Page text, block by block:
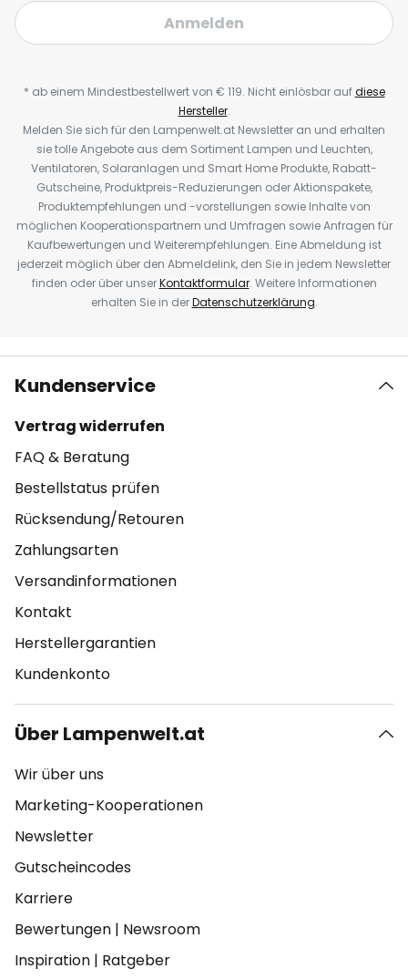
Anmelden
* ab einem Mindestbestellwert von € 119. Nicht einlösbar aufdiese
Hersteller.
Melden Sie sich für den Lampenwelt.at Newsletter an und erhalten
sie tolle Angebote aus dem Sortiment Lampen und Leuchten,
Ventilatoren, Solaranlagen und Smart Home Produkte, Rabatt-
Gutscheine, Produktpreis-Reduzierungen oder Aktionspakete,
Produktempfehlungen und -vorstellungen sowie Inhalte von
möglichen Kooperationspartnern und Umfragen sowie Anfragen für
Kaufbewertungen und Weiterempfehlungen. Eine Abmeldung ist
jederzeit möglich über den Abmeldelink, den Sie in jedem Newsletter
finden oder über unserKontaktformular. Weitere Informationen
erhalten Sie in derDatenschutzerklärung.
Kundenservice
Vertrag widerrufen
FAQ & Beratung
Bestellstatus prüfen
Rücksendung/Retouren
Zahlungsarten
Versandinformationen
Kontakt
Herstellergarantien
Kundenkonto
Über Lampenwelt.at
Wir über uns
Marketing-Kooperationen
Newsletter
Gutscheincodes
Karriere
Bewertungen | Newsroom
Inspiration | Ratgeber